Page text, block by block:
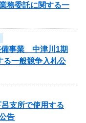
務委託に関する一
備事業 中津川1期
一般競争入札公
支所で使用する
告